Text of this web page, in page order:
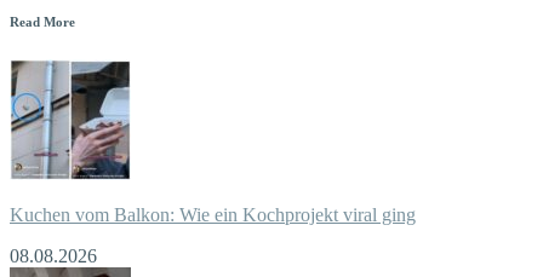
Read More
Kuchen vom Balkon: Wie ein Kochprojekt viral ging
08.08.2026